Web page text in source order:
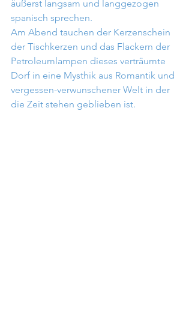
äußerst langsam und langgezogen
spanisch sprechen.
Am Abend tauchen der Kerzenschein
der Tischkerzen und das Flackern der
Petroleumlampen dieses verträumte
Dorf in eine Mysthik aus Romantik und
vergessen-verwunschener Welt in der
die Zeit stehen geblieben ist.